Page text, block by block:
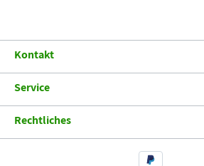
Kontakt
Service
Rechtliches